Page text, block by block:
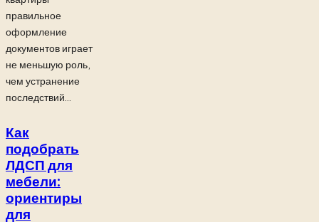
правильное
оформление
документов играет
не меньшую роль,
чем устранение
последствий...
Как
подобрать
ЛДСП для
мебели:
ориентиры
для